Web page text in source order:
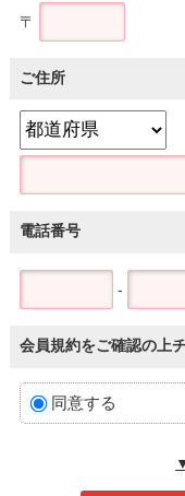
〒
ご住所
電話番号
-
会員規約をご確認の上
同意する